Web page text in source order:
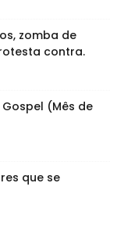
zomba de
contra.
Gospel (Mês de
que se